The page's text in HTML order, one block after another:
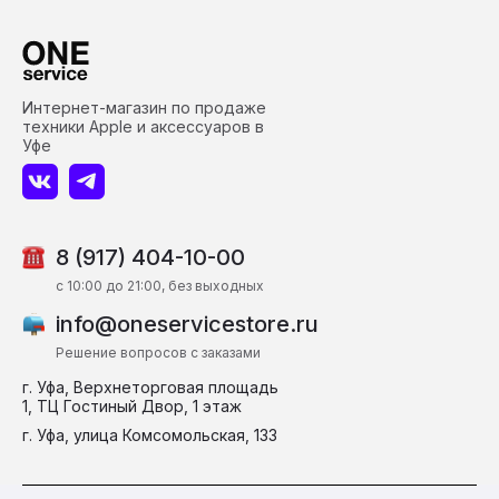
8 (917) 404-10-00
г. Уфа, Верхнеторговая площадь
1, ТЦ Гостиный Двор, 1 этаж
г. Уфа, улица Комсомольская, 133
info@oneservicestore.ru
c 10:00 до 21:00, без выходных
Решение вопросов с заказами
Интернет-магазин по продаже
техники Apple и аксессуаров в
Уфе